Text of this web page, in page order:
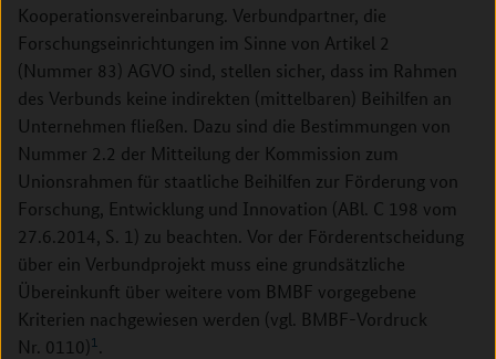
Kooperationsvereinbarung. Verbundpartner, die
Forschungseinrichtungen im Sinne von Artikel 2
(Nummer 83) AGVO sind, stellen sicher, dass im Rahmen
des Verbunds keine indirekten (mittelbaren) Beihilfen an
Unternehmen fließen. Dazu sind die Bestimmungen von
Nummer 2.2 der Mitteilung der Kommission zum
Unionsrahmen für staatliche Beihilfen zur Förderung von
Forschung, Entwicklung und Innovation (ABl. C 198 vom
27.6.2014, S. 1) zu beachten. Vor der Förderentscheidung
über ein Verbundprojekt muss eine grundsätzliche
Übereinkunft über weitere vom BMBF vorgegebene
Kriterien nachge­wiesen werden (vgl. BMBF-Vordruck
Nr. 0110)1 .